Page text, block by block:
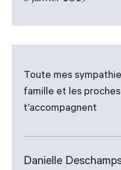
Toute mes
famille et les
t’accompagnent
Danielle